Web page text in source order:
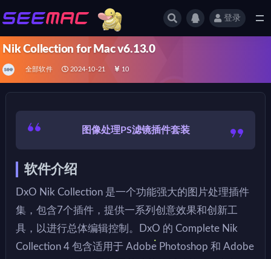
登录
Nik Collection for Mac v6.13.0
全部软件 2024-10-21 10
图像处理PS滤镜插件套装
软件介绍
DxO Nik Collection 是一个功能强大的图片处理插件
集，包含7个插件，提供一系列创意效果和创新工
具，以进行总体编辑控制。DxO 的 Complete Nik
Collection 4 包含适用于 Adobe Photoshop 和 Adobe